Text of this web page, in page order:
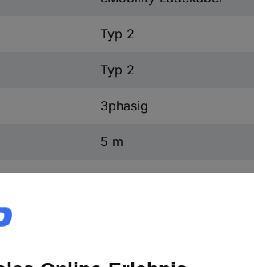
Typ 2
Typ 2
3phasig
5 m
Spiralkabel